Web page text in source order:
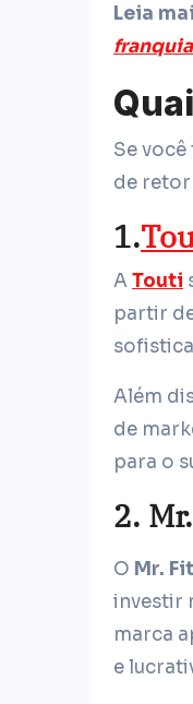
Leia
Se
de
1.
ATouti
partir
Além
de
para o
2.
O Mr. Fit
investir
marca
e